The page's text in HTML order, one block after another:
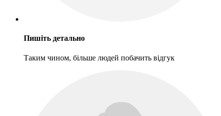
Пишіть детально
Таким чином, більше людей побачить відгук